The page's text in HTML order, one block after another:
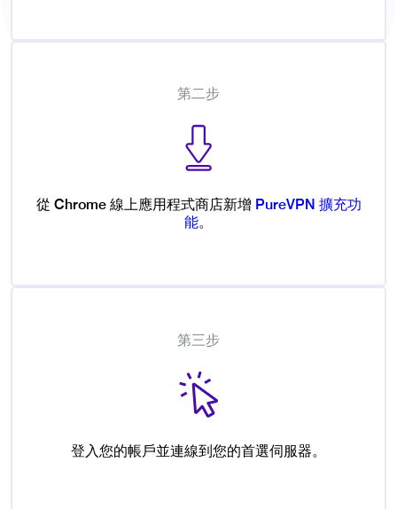
第二步
從 Chrome 線上應用程式商店新增 PureVPN 擴充功
能。
第三步
登入您的帳戶並連線到您的首選伺服器。